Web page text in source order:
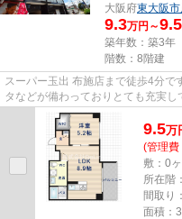
大阪府東大阪市
9.3万円～9.5
築年数：築3年
階数：8階建
スーパー玉出 布施店まで徒歩4分
タなどが備わっておりとても充実し
でしょうか。常に新鮮な空気を...
9.5万
(管理費
敷：0
所在階
間取り
面積：